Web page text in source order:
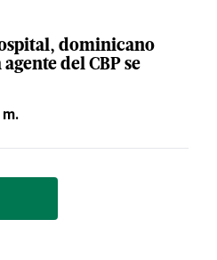
dominicano
del CBP se
m.